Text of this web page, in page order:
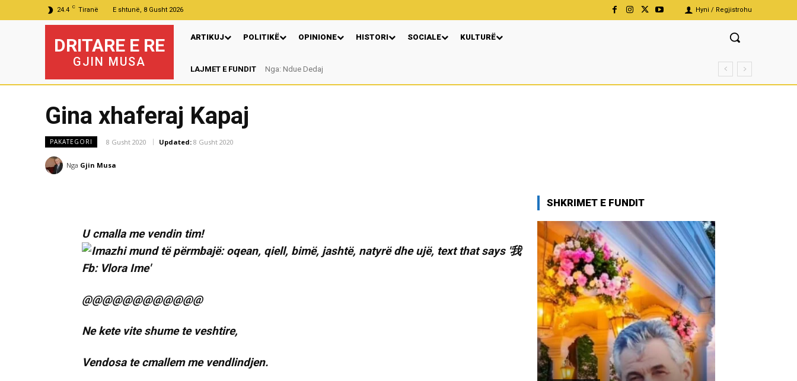
24.4 C Tiranë E shtunë, 8 Gusht 2026 Hyni / Regjistrohu
DRITARE E RE
GJIN MUSA
ARTIKUJ POLITIKË OPINIONE HISTORI SOCIALE KULTURË
LAJMET E FUNDITNga: Ndue Dedaj
Autore Katerina Tereziu Ligeja
Gina xhaferaj Kapaj
PAKATEGORI 8 Gusht 2020 Updated: 8 Gusht 2020
Nga Gjin Musa
U cmalla me vendin tim!
@@@@@@@@@@@@
Ne kete vite shume te veshtire,
Vendosa te cmallem me vendlindjen.
SHKRIMET E FUNDIT